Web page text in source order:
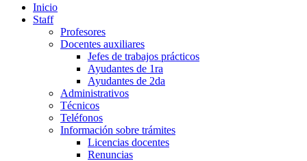
Inicio
Staff
Profesores
Docentes auxiliares
Jefes de trabajos prácticos
Ayudantes de 1ra
Ayudantes de 2da
Administrativos
Técnicos
Teléfonos
Información sobre trámites
Licencias docentes
Renuncias